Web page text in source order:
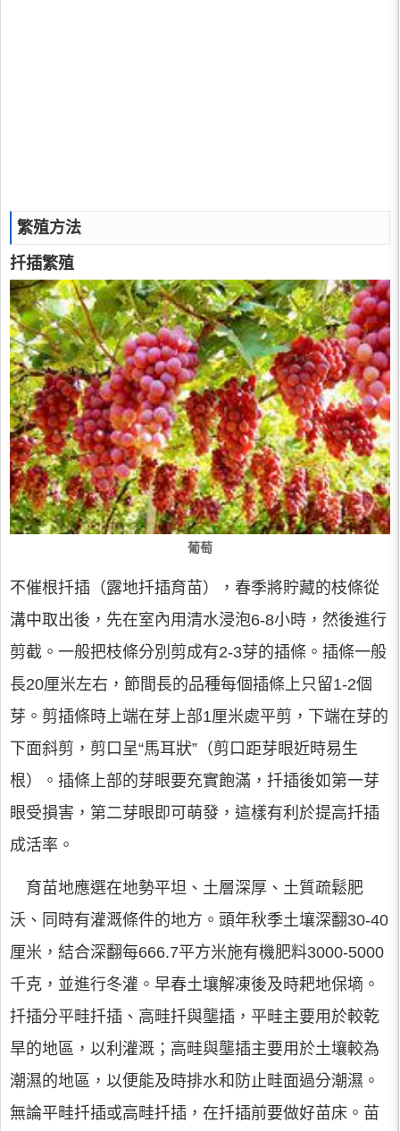
繁殖方法
扦插繁殖
葡萄
不催根扦插（露地扦插育苗），春季將貯藏的枝條從
溝中取出後，先在室內用清水浸泡6-8小時，然後進行
剪截。一般把枝條分別剪成有2-3芽的插條。插條一般
長20厘米左右，節間長的品種每個插條上只留1-2個
芽。剪插條時上端在芽上部1厘米處平剪，下端在芽的
下面斜剪，剪口呈“馬耳狀”（剪口距芽眼近時易生
根）。插條上部的芽眼要充實飽滿，扦插後如第一芽
眼受損害，第二芽眼即可萌發，這樣有利於提高扦插
成活率。
育苗地應選在地勢平坦、土層深厚、土質疏鬆肥
沃、同時有灌溉條件的地方。頭年秋季土壤深翻30-40
厘米，結合深翻每666.7平方米施有機肥料3000-5000
千克，並進行冬灌。早春土壤解凍後及時耙地保墒。
扦插分平畦扦插、高畦扦與壟插，平畦主要用於較乾
旱的地區，以利灌溉；高畦與壟插主要用於土壤較為
潮濕的地區，以便能及時排水和防止畦面過分潮濕。
無論平畦扦插或高畦扦插，在扦插前要做好苗床。苗